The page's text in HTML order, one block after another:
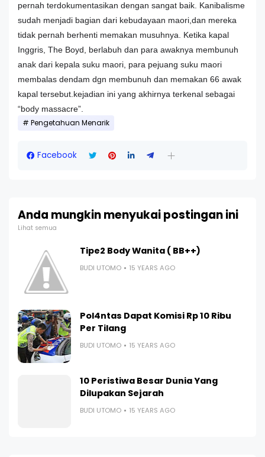
pernah terdokumentasikan dengan sangat baik. Kanibalisme
sudah menjadi bagian dari kebudayaan maori,dan mereka
tidak pernah berhenti memakan musuhnya. Ketika kapal
Inggris, The Boyd, berlabuh dan para awaknya membunuh
anak dari kepala suku maori, para pejuang suku maori
membalas dendam dgn membunuh dan memakan 66 awak
kapal tersebut.kejadian ini yang akhirnya terkenal sebagai
“body massacre”.
Pengetahuan Menarik
Facebook
Anda mungkin menyukai postingan ini
Lihat semua
Tipe2 Body Wanita ( BB++)
BUDI UTOMO 15 YEARS AGO
Pol4ntas Dapat Komisi Rp 10 Ribu
Per Tilang
BUDI UTOMO 15 YEARS AGO
10 Peristiwa Besar Dunia Yang
Dilupakan Sejarah
BUDI UTOMO 15 YEARS AGO